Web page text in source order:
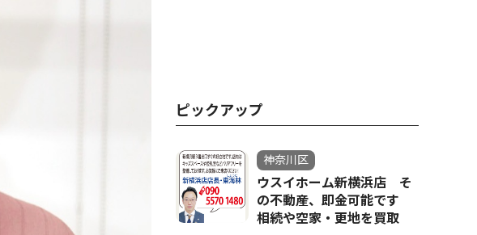
ピックアップ
神奈川区
ウスイホーム新横浜店 そ
の不動産、即金可能です
相続や空家・更地を買取